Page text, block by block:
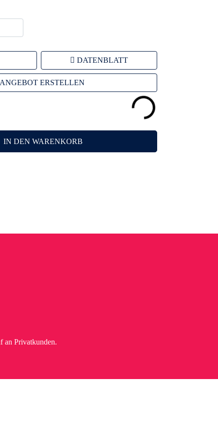
DATENBLATT
ANGEBOT ERSTELLEN
IN DEN WARENKORB
an Privatkunden.